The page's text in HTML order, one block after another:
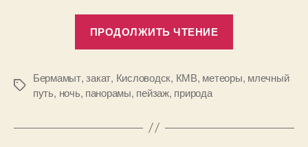
ПРОДОЛЖИТЬ ЧТЕНИЕ
фотографии.
и
Метки
Бермамыт,закат, Кисловодск, КМВ, метеоры, млечный
путь, ночь, панорамы, пейзаж, природа
в